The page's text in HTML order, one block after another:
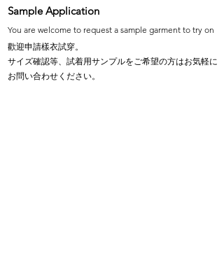
Sample Application
You are welcome to request a sample garment to try on
歡迎申請樣衣試穿。
サイズ確認等、試着用サンプルをご希望の方はお気軽に
お問い合わせください。